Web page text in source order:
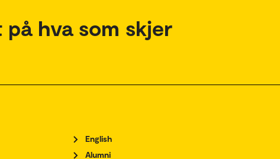
hva som skjer
English
Alumni